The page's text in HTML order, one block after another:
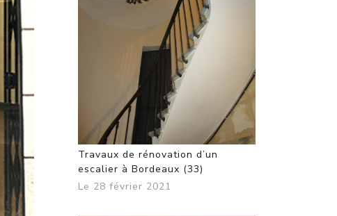
Travaux de rénovation d’un
escalier à Bordeaux (33)
Le 28 février 2021